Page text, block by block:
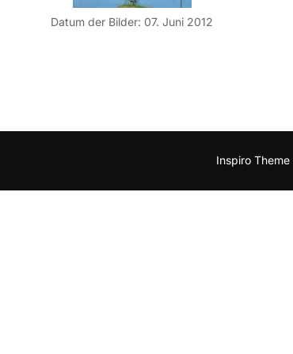
Datum der Bilder: 07. Juni 2012
Inspiro Theme